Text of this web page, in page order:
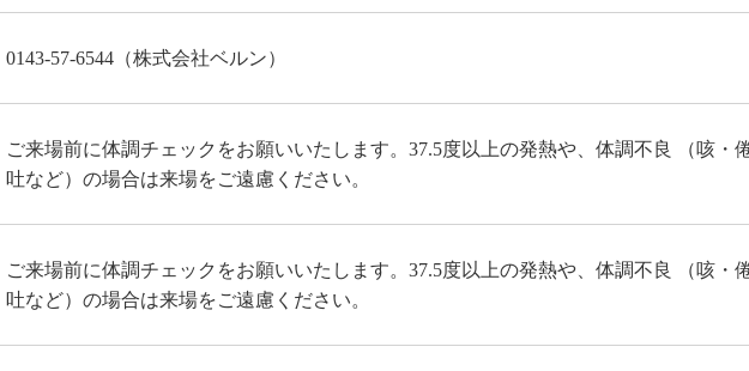
0143-57-6544（株式会社ベルン）
ご来場前に体調チェックをお願いいたします。37.5度以上の発熱や、体調不良 （咳・
吐など）の場合は来場をご遠慮ください。
ご来場前に体調チェックをお願いいたします。37.5度以上の発熱や、体調不良 （咳・
吐など）の場合は来場をご遠慮ください。